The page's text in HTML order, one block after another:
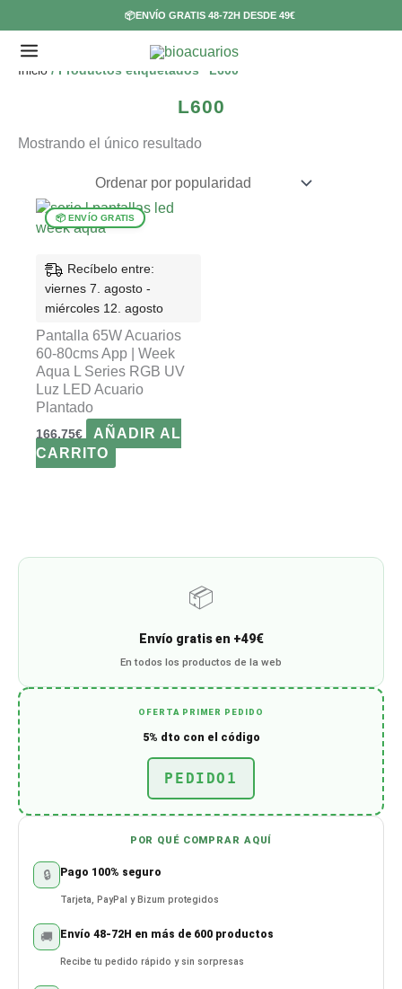
al
contenido
📦ENVÍO GRATIS 48-72H DESDE 49€
Inicio / Productos etiquetados “L600”
L600
Mostrando el único resultado
Recíbelo entre:
viernes 7. agosto -
miércoles 12. agosto
Pantalla 65W Acuarios
60-80cms App | Week
Aqua L Series RGB UV
Luz LED Acuario
Plantado
166,75€
AÑADIR AL
CARRITO
📦
Envío gratis en +49€
En todos los productos de la web
OFERTA PRIMER PEDIDO
5% dto con el código
PEDIDO1
POR QUÉ COMPRAR AQUÍ
🔒 Pago 100% seguro
Tarjeta, PayPal y Bizum protegidos
🚚 Envío 48-72H en más de 600 productos
Recibe tu pedido rápido y sin sorpresas
E
a
o